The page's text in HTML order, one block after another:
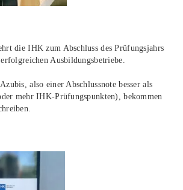
die IHK zum Abschluss des Prüfungsjahrs
Ausbildungsbetriebe.
also einer Abschlussnote besser als
mehr IHK-Prüfungspunkten), bekommen